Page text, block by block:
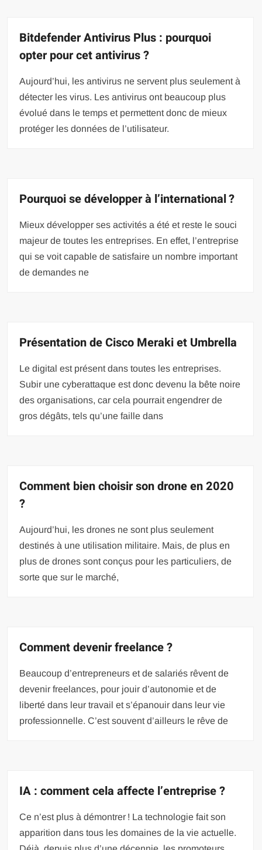
Bitdefender Antivirus Plus : pourquoi
opter pour cet antivirus ?
Aujourd’hui, les antivirus ne servent plus seulement à
détecter les virus. Les antivirus ont beaucoup plus
évolué dans le temps et permettent donc de mieux
protéger les données de l’utilisateur.
Pourquoi se développer à l’international ?
Mieux développer ses activités a été et reste le souci
majeur de toutes les entreprises. En effet, l’entreprise
qui se voit capable de satisfaire un nombre important
de demandes ne
Présentation de Cisco Meraki et Umbrella
Le digital est présent dans toutes les entreprises.
Subir une cyberattaque est donc devenu la bête noire
des organisations, car cela pourrait engendrer de
gros dégâts, tels qu’une faille dans
Comment bien choisir son drone en 2020
?
Aujourd’hui, les drones ne sont plus seulement
destinés à une utilisation militaire. Mais, de plus en
plus de drones sont conçus pour les particuliers, de
sorte que sur le marché,
Comment devenir freelance ?
Beaucoup d’entrepreneurs et de salariés rêvent de
devenir freelances, pour jouir d’autonomie et de
liberté dans leur travail et s’épanouir dans leur vie
professionnelle. C’est souvent d’ailleurs le rêve de
IA : comment cela affecte l’entreprise ?
Ce n’est plus à démontrer ! La technologie fait son
apparition dans tous les domaines de la vie actuelle.